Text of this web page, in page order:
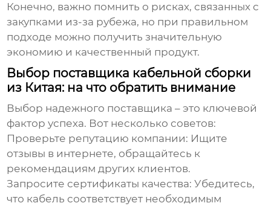
Конечно, важно помнить о рисках, связанных с
закупками из-за рубежа, но при правильном
подходе можно получить значительную
экономию и качественный продукт.
Выбор поставщика кабельной сборки
из Китая: на что обратить внимание
Выбор надежного поставщика – это ключевой
фактор успеха. Вот несколько советов:
Проверьте репутацию компании: Ищите
отзывы в интернете, обращайтесь к
рекомендациям других клиентов.
Запросите сертификаты качества: Убедитесь,
что кабель соответствует необходимым